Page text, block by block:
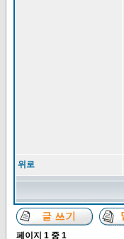
위로
페이지 1 중 1